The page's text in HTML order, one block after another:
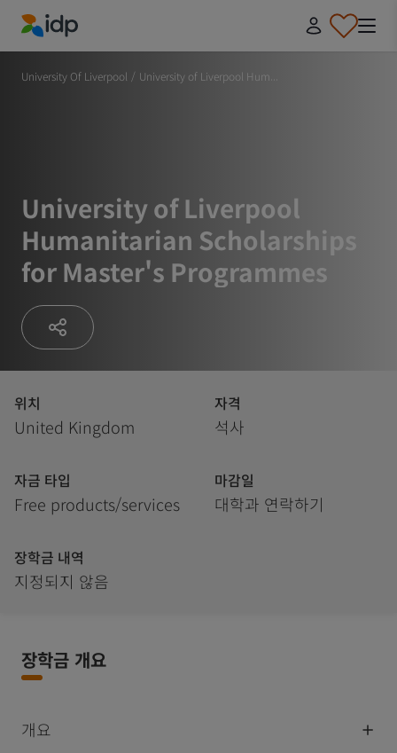
IDP Education
University Of Liverpool / University of Liverpool Hum...
University of Liverpool
Humanitarian Scholarships
for Master's Programmes
위치
United Kingdom
자격
석사
자금 타입
Free products/services
마감일
대학과 연락하기
장학금 내역
지정되지 않음
장학금 개요
개요